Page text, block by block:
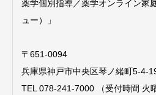
薬学個別指導／薬学オンライン家
ュー）」
〒651-0094
兵庫県神戸市中央区琴ノ緒町5-4-
TEL 078-241-7000 （受付時間 火